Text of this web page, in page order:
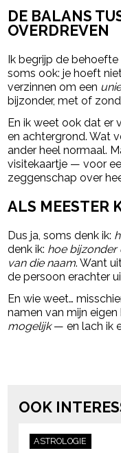
DE BALANS
OVERDREVEN
Ik begrijp de behoefte
soms ook: je hoeft
verzinnen om een
bijzonder, met of
En ik weet ook dat er
en achtergrond. Wat
ander heel normaal.
visitekaartje — voor
zeggenschap over
ALS MEESTER
Dus ja, soms denk ik:
denk ik: hoe bijzonder
van die naam. Want
de persoon erachter
En wie weet…
namen van mijn eigen
mogelijk— en lach ik
OOK
ASTROLOGIE